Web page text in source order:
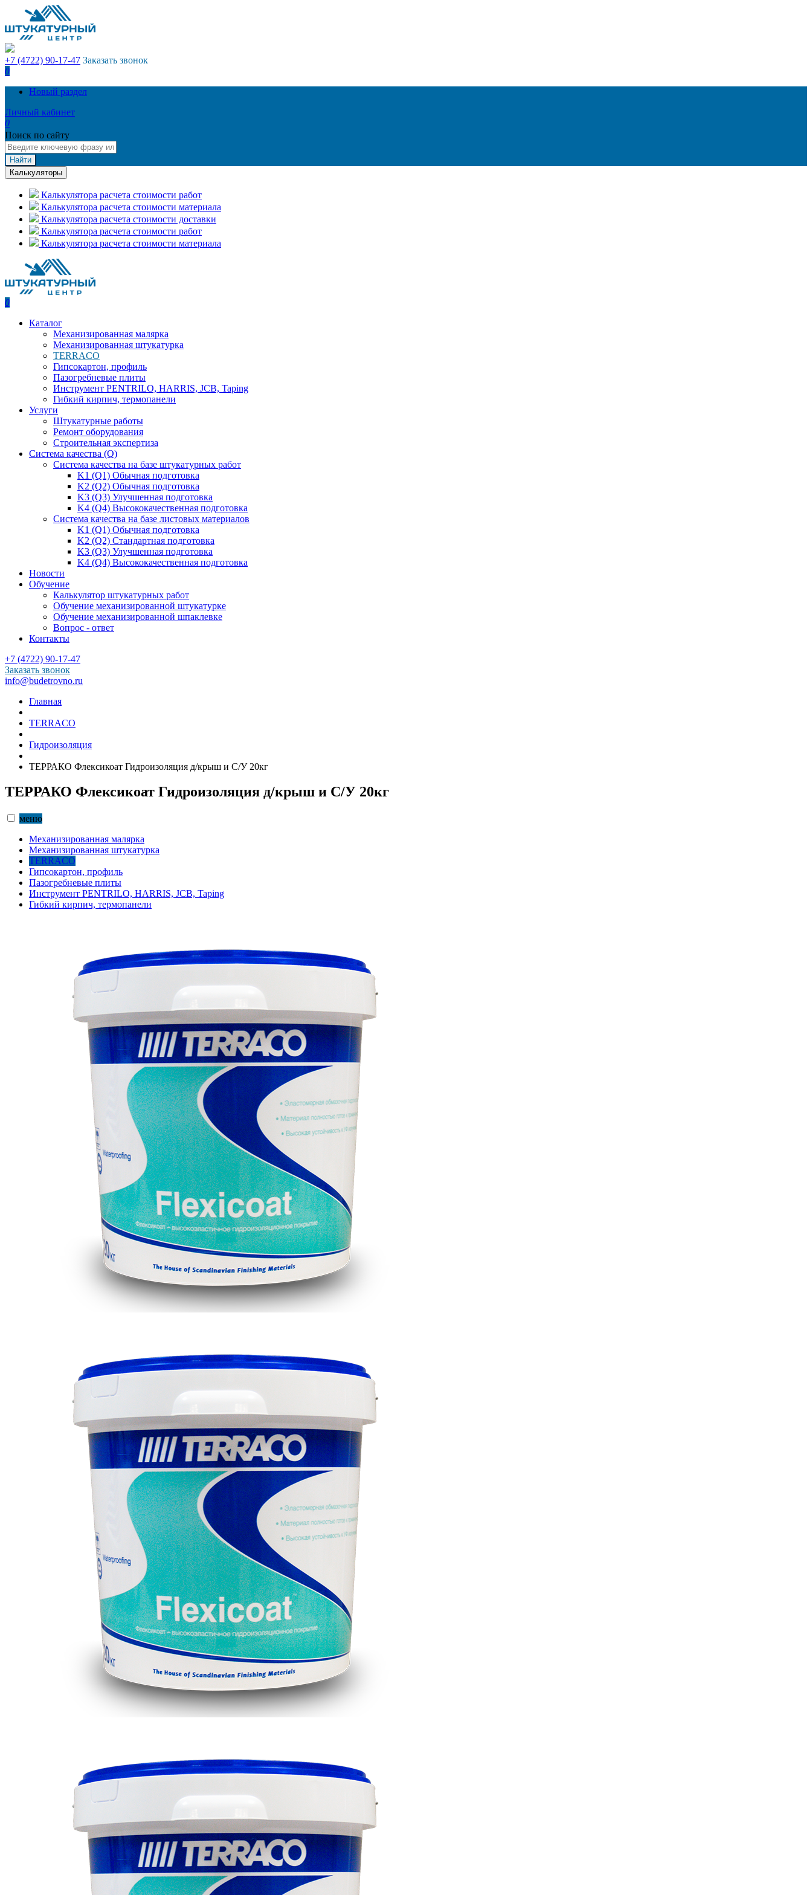
+7 (4722) 90-17-47 Заказать звонок
0
Новый раздел
Личный кабинет
0
Поиск по сайту
Найти
Калькуляторы
Калькулятора расчета стоимости работ
Калькулятора расчета стоимости материала
Калькулятора расчета стоимости доставки
Калькулятора расчета стоимости работ
Калькулятора расчета стоимости материала
0
Каталог
Механизированная малярка
Механизированная штукатурка
TERRACO
Гипсокартон, профиль
Пазогребневые плиты
Инструмент PENTRILO, HARRIS, JCB, Taping
Гибкий кирпич, термопанели
Услуги
Штукатурные работы
Ремонт оборудования
Строительная экспертиза
Система качества (Q)
Система качества на базе штукатурных работ
K1 (Q1) Обычная подготовка
K2 (Q2) Обычная подготовка
K3 (Q3) Улучшенная подготовка
K4 (Q4) Высококачественная подготовка
Система качества на базе листовых материалов
K1 (Q1) Обычная подготовка
K2 (Q2) Стандартная подготовка
K3 (Q3) Улучшенная подготовка
K4 (Q4) Высококачественная подготовка
Новости
Обучение
Калькулятор штукатурных работ
Обучение механизированной штукатурке
Обучение механизированной шпаклевке
Вопрос - ответ
Контакты
+7 (4722) 90-17-47
Заказать звонок
info@budetrovno.ru
Главная
TERRACO
Гидроизоляция
ТЕРРАКО Флексикоат Гидроизоляция д/крыш и С/У 20кг
ТЕРРАКО Флексикоат Гидроизоляция д/крыш и С/У 20кг
меню
Механизированная малярка
Механизированная штукатурка
TERRACO
Гипсокартон, профиль
Пазогребневые плиты
Инструмент PENTRILO, HARRIS, JCB, Taping
Гибкий кирпич, термопанели